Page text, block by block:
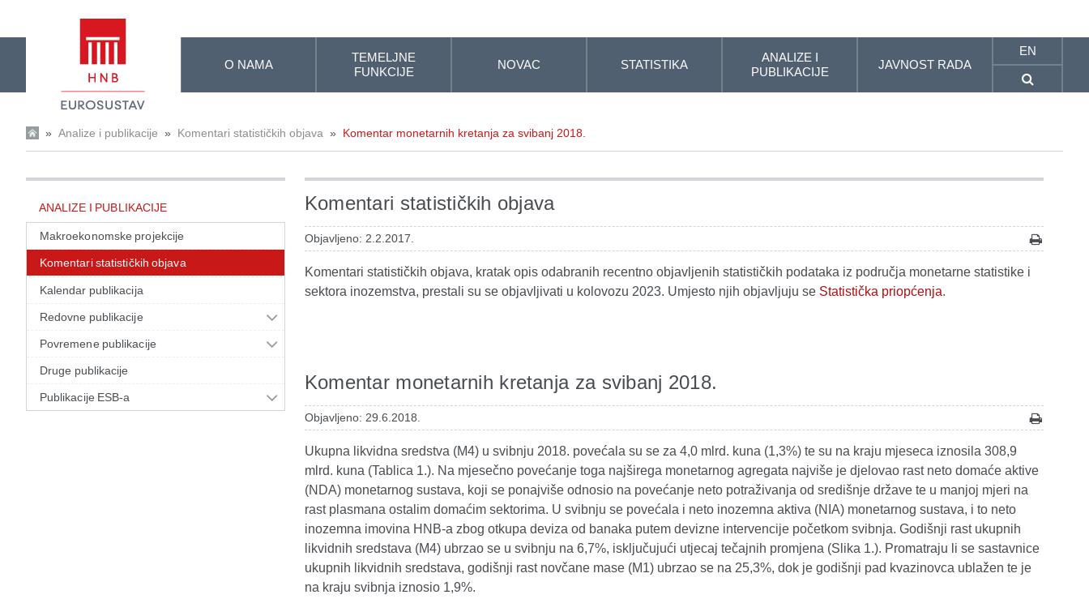
O NAMA
TEMELJNE
FUNKCIJE
NOVAC STATISTIKA
ANALIZE I
PUBLIKACIJE
JAVNOST RADA
EN
» Analize i publikacije » Komentari statističkih objava » Komentar monetarnih kretanja za svibanj 2018.
ANALIZE I PUBLIKACIJE
Makroekonomske projekcije
Komentari statističkih objava
Kalendar publikacija
Redovne publikacije
Povremene publikacije
Druge publikacije
Publikacije ESB-a
Komentari statističkih objava
Objavljeno: 2.2.2017.
Komentari statističkih objava, kratak opis odabranih recentno objavljenih statističkih podataka iz područja monetarne statistike i
sektora inozemstva, prestali su se objavljivati u kolovozu 2023. Umjesto njih objavljuju se Statistička priopćenja.
Komentar monetarnih kretanja za svibanj 2018.
Objavljeno: 29.6.2018.
Ukupna likvidna sredstva (M4) u svibnju 2018. povećala su se za 4,0 mlrd. kuna (1,3%) te su na kraju mjeseca iznosila 308,9
mlrd. kuna (Tablica 1.). Na mjesečno povećanje toga najširega monetarnog agregata najviše je djelovao rast neto domaće aktive
(NDA) monetarnog sustava, koji se ponajviše odnosio na povećanje neto potraživanja od središnje države te u manjoj mjeri na
rast plasmana ostalim domaćim sektorima. U svibnju se povećala i neto inozemna aktiva (NIA) monetarnog sustava, i to neto
inozemna imovina HNB-a zbog otkupa deviza od banaka putem devizne intervencije početkom svibnja. Godišnji rast ukupnih
likvidnih sredstava (M4) ubrzao se u svibnju na 6,7%, isključujući utjecaj tečajnih promjena (Slika 1.). Promatraju li se sastavnice
ukupnih likvidnih sredstava, godišnji rast novčane mase (M1) ubrzao se na 25,3%, dok je godišnji pad kvazinovca ublažen te je
na kraju svibnja iznosio 1,9%.